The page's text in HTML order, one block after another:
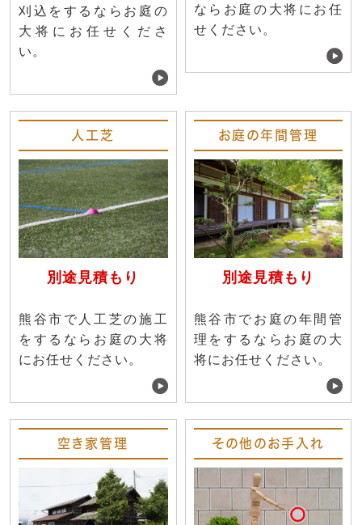
刈込をするならお庭の
大将にお任せくださ
い。
ならお庭の大将にお任
せください。
人工芝
別途見積もり
熊谷市で人工芝の施工
をするならお庭の大将
にお任せください。
お庭の年間管理
別途見積もり
熊谷市でお庭の年間管
理をするならお庭の大
将にお任せください。
空き家管理 その他のお手入れ